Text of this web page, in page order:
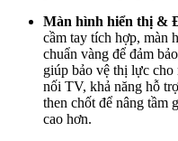
Màn hình hiển thị &
cầm tay tích hợp, màn
chuẩn vàng để đảm
giúp bảo vệ thị lực
nối TV, khả năng hỗ
then chốt để nâng tầm
cao hơn.